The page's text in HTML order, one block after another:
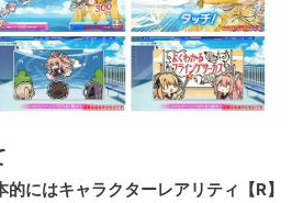
にはキャラクターレアリティ【R】